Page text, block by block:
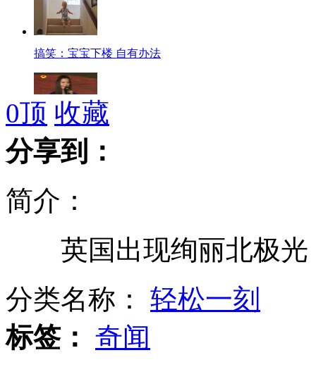
搞笑：宝宝下楼 自有办法
范冰冰公开爱姚晨
林书豪加盟 火箭季票销售跃榜首
实拍七旬老人勇救溺水少年
0顶 收藏
分享到：
简介：
英国出现绚丽北极光
分类名称： 轻松一刻
标签： 奇闻